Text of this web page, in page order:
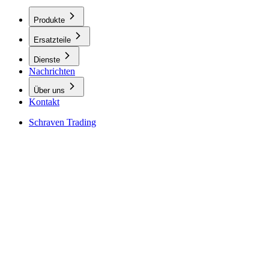
Produkte
Ersatzteile
Dienste
Nachrichten
Über uns
Kontakt
Schraven Trading